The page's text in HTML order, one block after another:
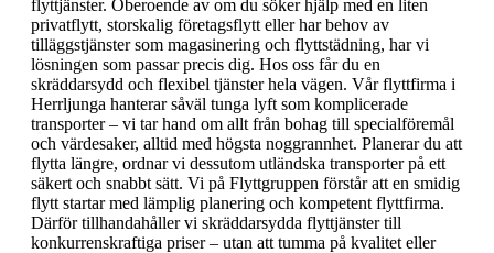
flyttjänster. Oberoende av om du söker hjälp med en liten
privatflytt, storskalig företagsflytt eller har behov av
tilläggstjänster som magasinering och flyttstädning, har vi
lösningen som passar precis dig. Hos oss får du en
skräddarsydd och flexibel tjänster hela vägen. Vår flyttfirma i
Herrljunga hanterar såväl tunga lyft som komplicerade
transporter – vi tar hand om allt från bohag till specialföremål
och värdesaker, alltid med högsta noggrannhet. Planerar du att
flytta längre, ordnar vi dessutom utländska transporter på ett
säkert och snabbt sätt. Vi på Flyttgruppen förstår att en smidig
flytt startar med lämplig planering och kompetent flyttfirma.
Därför tillhandahåller vi skräddarsydda flyttjänster till
konkurrenskraftiga priser – utan att tumma på kvalitet eller